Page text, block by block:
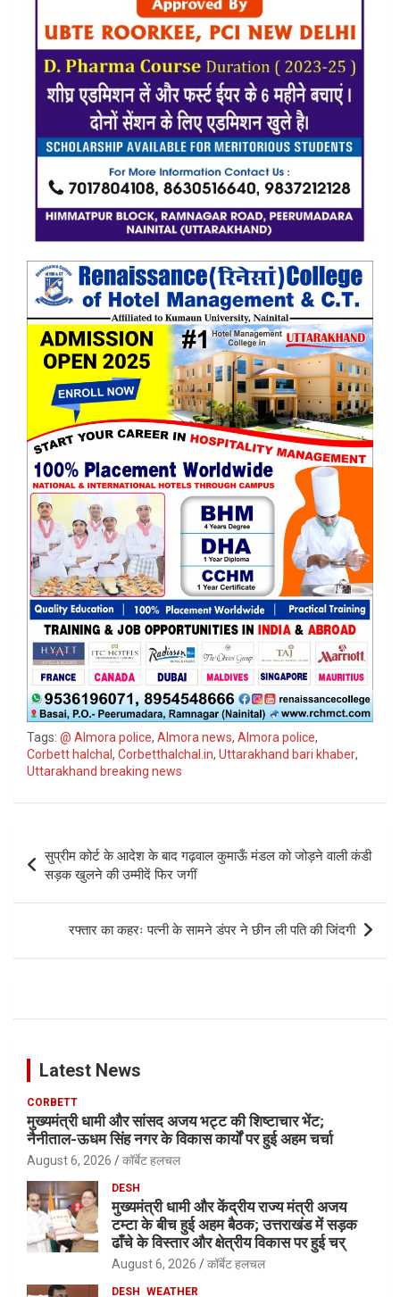
Tags: @ Almora police, Almora news, Almora police,
Corbett halchal , Corbetthalchal.in, Uttarakhand bari khaber,
Uttarakhand breaking news
navigation
सुप्रीम कोर्ट के आदेश के बाद गढ़वाल कुमाऊँ मंडल को जोड़ने वाली कंडी
सड़क खुलने की उम्मीदें फिर जगीं
रफ्तार का कहरः पत्नी के सामने डंपर ने छीन ली पति की जिंदगी
Latest News
CORBETT
मुख्यमंत्री धामी और सांसद अजय भट्ट की शिष्टाचार भेंट;
नैनीताल-ऊधम सिंह नगर के विकास कार्यों पर हुई अहम चर्चा
August 6, 2026 कॉर्बेट हलचल
DESH
मुख्यमंत्री धामी और केंद्रीय राज्य मंत्री अजय
टम्टा के बीच हुई अहम बैठक; उत्तराखंड में सड़क
ढाँचे के विस्तार और क्षेत्रीय विकास पर हुई चर्
August 6, 2026 कॉर्बेट हलचल
DESH WEATHER